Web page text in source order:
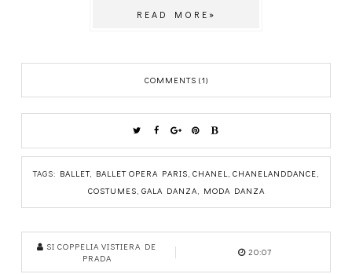
READ MORE»
COMMENTS (1)
TAGS: BALLET, BALLET OPERA PARIS, CHANEL, CHANELANDDANCE,
COSTUMES, GALA DANZA, MODA DANZA
SI COPPELIA VISTIERA DE
PRADA
20:07